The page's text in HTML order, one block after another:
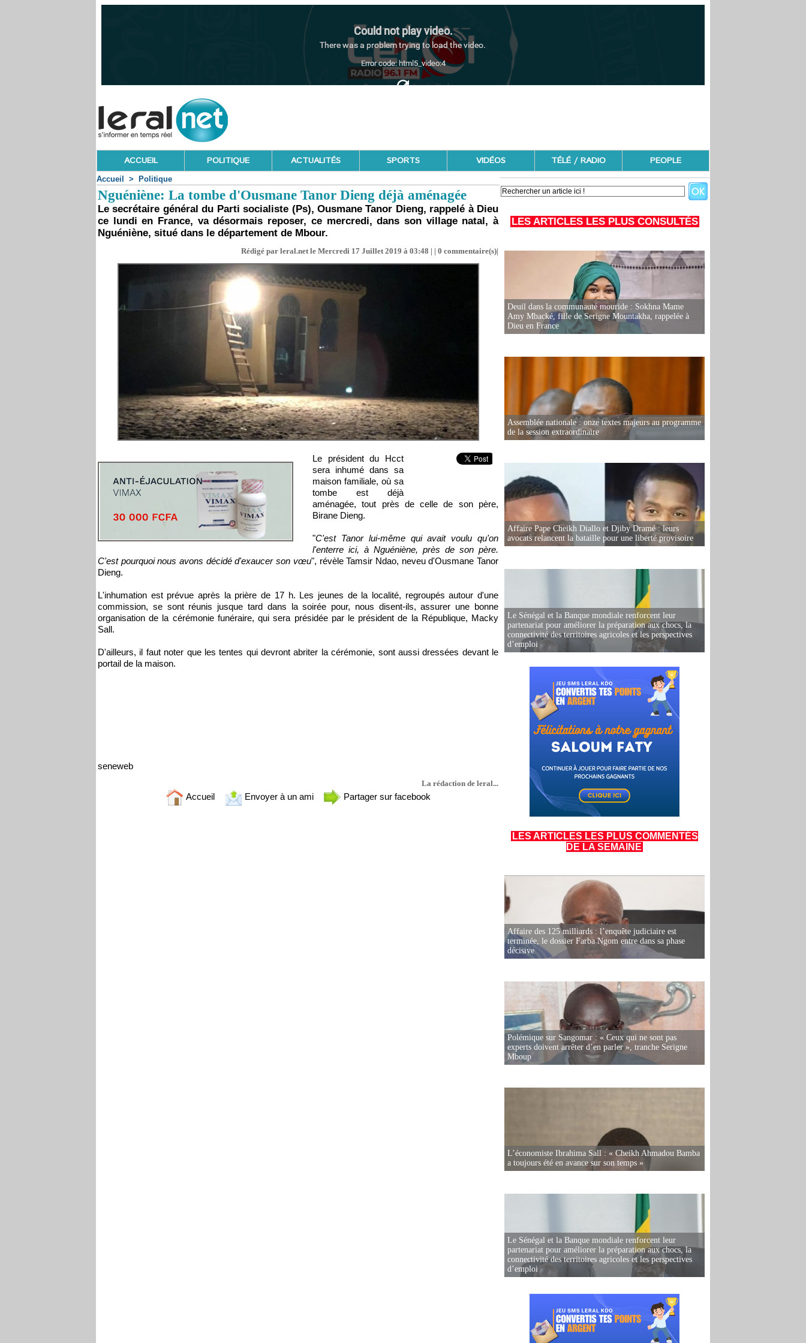
ACCUEIL POLITIQUE ACTUALITÉS SPORTS VIDÉOS TÉLÉ / RADIO PEOPLE
Accueil > Politique
Nguéniène: La tombe d'Ousmane Tanor Dieng déjà aménagée
Le secrétaire général du Parti socialiste (Ps), Ousmane Tanor Dieng, rappelé à Dieu
ce lundi en France, va désormais reposer, ce mercredi, dans son village natal, à
Nguéniène, situé dans le département de Mbour.
Rédigé par leral.net le Mercredi 17 Juillet 2019 à 03:48 | | 0 commentaire(s)|
Le président du Hcct
sera inhumé dans sa
maison familiale, où sa
tombe est déjà
aménagée, tout près de celle de son père,
Birane Dieng.
"C'est Tanor lui-même qui avait voulu qu'on
l'enterre ici, à Nguéniène, près de son père.
C'est pourquoi nous avons décidé d'exaucer son vœu", révèle Tamsir Ndao, neveu d'Ousmane Tanor
Dieng.
L'inhumation est prévue après la prière de 17 h. Les jeunes de la localité, regroupés autour d'une
commission, se sont réunis jusque tard dans la soirée pour, nous disent-ils, assurer une bonne
organisation de la cérémonie funéraire, qui sera présidée par le président de la République, Macky
Sall.
D'ailleurs, il faut noter que les tentes qui devront abriter la cérémonie, sont aussi dressées devant le
portail de la maison.
seneweb
La rédaction de leral...
Accueil Envoyer à un ami Partager sur facebook
LES ARTICLES LES PLUS CONSULTÉS
Deuil dans la communauté mouride : Sokhna Mame
Amy Mbacké, fille de Serigne Mountakha, rappelée à
Dieu en France
Assemblée nationale : onze textes majeurs au programme
de la session extraordinaire
Affaire Pape Cheikh Diallo et Djiby Dramé : leurs
avocats relancent la bataille pour une liberté provisoire
Le Sénégal et la Banque mondiale renforcent leur
partenariat pour améliorer la préparation aux chocs, la
connectivité des territoires agricoles et les perspectives
d’emploi
LES ARTICLES LES PLUS COMMENTÉS
DE LA SEMAINE
Affaire des 125 milliards : l’enquête judiciaire est
terminée, le dossier Farba Ngom entre dans sa phase
décisive
Polémique sur Sangomar : « Ceux qui ne sont pas
experts doivent arrêter d’en parler », tranche Serigne
Mboup
L’économiste Ibrahima Sall : « Cheikh Ahmadou Bamba
a toujours été en avance sur son temps »
Le Sénégal et la Banque mondiale renforcent leur
partenariat pour améliorer la préparation aux chocs, la
connectivité des territoires agricoles et les perspectives
d’emploi